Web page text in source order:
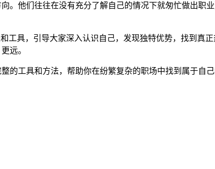
。他们往往在没有充分了解自己的情况下就匆忙做出职
工具，引导大家深入认识自己，发现独特优势，找到真
远。
的工具和方法，帮助你在纷繁复杂的职场中找到属于自